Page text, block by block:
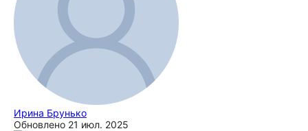
Ирина Брунько
Обновлено 21 июл. 2025